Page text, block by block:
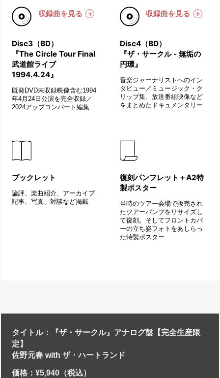
収録曲を見る
Disc3（BD）
『The Circle Tour Final
武道館ライブ
1994.4.24』
既発DVD未収録映像含む1994
年4月24日公演を完全収録／
2024アップコンバート編集
収録曲を見る
Disc4（BD）
『ザ・サークル - 無垢の
円環』
音楽ジャーナリストへのイン
タビュー／ミュージック・ク
リップ集、放送番組映像など
をまとめたドキュメンタリー
ブックレット
論評、楽曲紹介、アーカイブ
記事、写真、対談など掲載
復刻パンフレット＋A2特
製ポスター
当時のツアー会場で販売され
たツアーパンフをリサイズし
て復刻。そしてフロントカバ
ーの立ち姿フォトをあしらっ
た特製ポスター
タイトル：『ザ・サークル』アナログ盤【完全生産限
定】
佐野元春 with ザ・ハートランド
価格：¥5,940（税込）